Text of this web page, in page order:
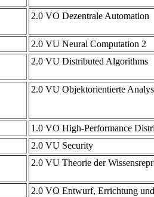
2.0 VO Dezentrale Automation
2.0 VU Neural Computation 2
2.0 VU Distributed Algorithms
2.0 VU Objektorientierte
1.0 VO High-Performance
2.0 VU Security
2.0 VU Theorie der
2.0 VO Entwurf, Errichtung